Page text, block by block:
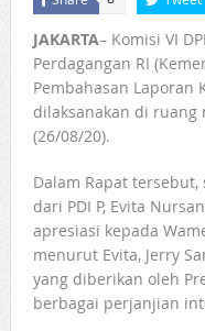
JAKARTA– Komisi VI
Perdagangan RI
Pembahasan Laporan
dilaksanakan di ruang
(26/08/20).
Dalam Rapat tersebut,
dari PDI P, Evita
apresiasi kepada
menurut Evita, Jerry
yang diberikan oleh
berbagai perjanjian